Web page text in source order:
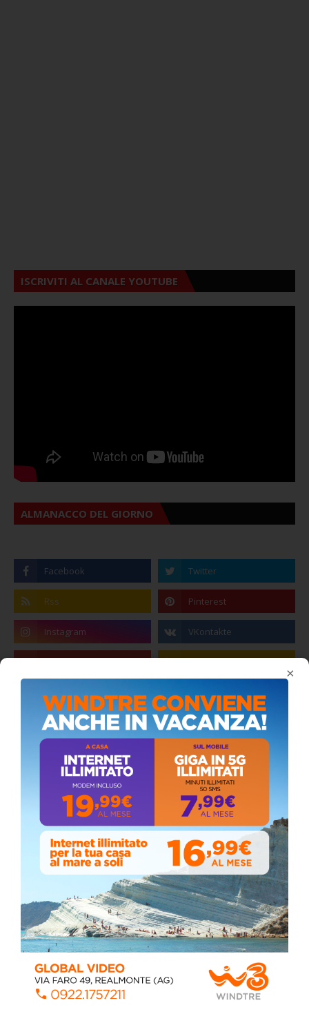
×
ISCRIVITI AL CANALE YOUTUBE
ALMANACCO DEL GIORNO
Coronavirus: messaggio del Sindaco Zambito
ai cittadini
Domenica, Novembre 22, 2020
Stefano Bissi entra nella Strada degli
Scrittori, celebrazione a Siculiana (VIDEO)
Giovedì, Luglio 30, 2026
Il vento ferma i fuochi, ma la devozione non si
ferma: spettacolo pirotecnico rinviato a
domani durante la processione al “Passo”
Sabato, Maggio 02, 2026
📅 ESTATE MEDITERRANEA 2026 – COMUNE DI
SICULIANA
July 24, 2026
Siculiana, concerto del 1° Maggio 2026 in
Piazza Umberto I: arrivano I Cugini di
Campagna
April 14, 2026